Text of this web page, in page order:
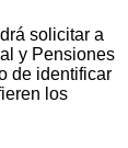
solicitar a
y Pensiones
de identificar
los